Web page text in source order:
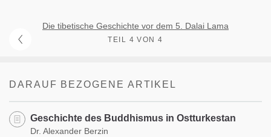
Die tibetische Geschichte vor dem 5. Dalai Lama
TEIL 4 VON 4
DARAUF BEZOGENE ARTIKEL
Geschichte des Buddhismus in Ostturkestan
Dr. Alexander Berzin